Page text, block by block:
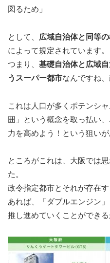
図るため」
として、 広域自治体と同等
によって規定されています。
つまり、 基礎自治体と広域
うスーパー都市なんですね、
これは人口が多くポテンシ
囲」という概念を取っ払い
力を高めよう！という狙いが
ところがこれは、大阪では
た。
政令指定都市とそれが存在
あれば、「ダブルエンジン
推し進めていくことができる